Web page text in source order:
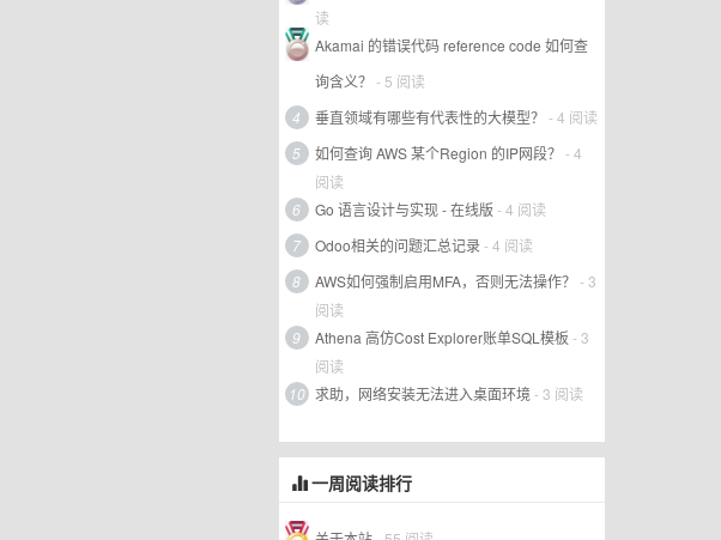
读
Akamai 的错误代码 reference code 如何查
询含义？ - 5 阅读
4
垂直领域有哪些有代表性的大模型？ - 4 阅读
5
如何查询 AWS 某个Region 的IP网段？ - 4
阅读
6
Go 语言设计与实现 - 在线版 - 4 阅读
7
Odoo相关的问题汇总记录- 4 阅读
8
AWS如何强制启用MFA，否则无法操作？ - 3
阅读
9
Athena 高仿Cost Explorer账单SQL模板 - 3
阅读
10 求助，网络安装无法进入桌面环境 - 3 阅读
一周阅读排行